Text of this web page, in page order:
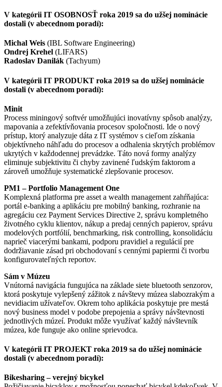
V kategórii IT OSOBNOSŤ roka 2019 sa do užšej nominácie
dostali (v abecednom poradí):
Michal Weis (IBL Software Engineering)
Ondrej Krehel (LIFARS)
Radoslav Danilák (Tachyum)
V kategórii IT PRODUKT roka 2019 sa do užšej nominácie
dostali (v abecednom poradí):
Minit
Process miningový softvér umožňujúci inovatívny spôsob analýzy,
mapovania a zefektívňovania procesov spoločnosti. Ide o nový
prístup, ktorý analyzuje dáta z IT systémov s cieľom získania
objektívneho náhľadu do procesov a odhalenia skrytých problémov
ukrytých v každodennej prevádzke. Táto nová formy analýzy
eliminuje subjektivitu či chyby zavinené ľudským faktorom a
zároveň umožňuje systematické zlepšovanie procesov.
PM1 – Portfolio Management One
Komplexná platforma pre asset a wealth management zahŕňajúca:
portál e-banking a aplikáciu pre mobilný banking, rozhranie na
agregáciu cez Payment Services Directive 2, správu kompletného
životného cyklu klientov, nákup a predaj cenných papierov, správu
modelových portfólií, benchmarking, risk controlling, konsolidáciu
naprieč viacerými bankami, podporu pravidiel a regulácií pre
dodržiavanie zásad pri obchodovaní s cennými papiermi či tvorbu
konfigurovateľných reportov.
Sám v Múzeu
Vnútorná navigácia fungujúca na základe siete bluetooth senzorov,
ktorá poskytuje vylepšený zážitok z návštevy múzea slabozrakým a
nevidiacim užívateľov. Okrem toho aplikácia poskytuje pre mestá
nový business model v podobe prepojenia a správy návštevnosti
jednotlivých múzeí. Produkt môže využívať každý návštevník
múzea, kde funguje ako online sprievodca.
V kategórii IT PROJEKT roka 2019 sa do užšej nominácie
dostali (v abecednom poradí):
Bikesharing – verejný bicykel